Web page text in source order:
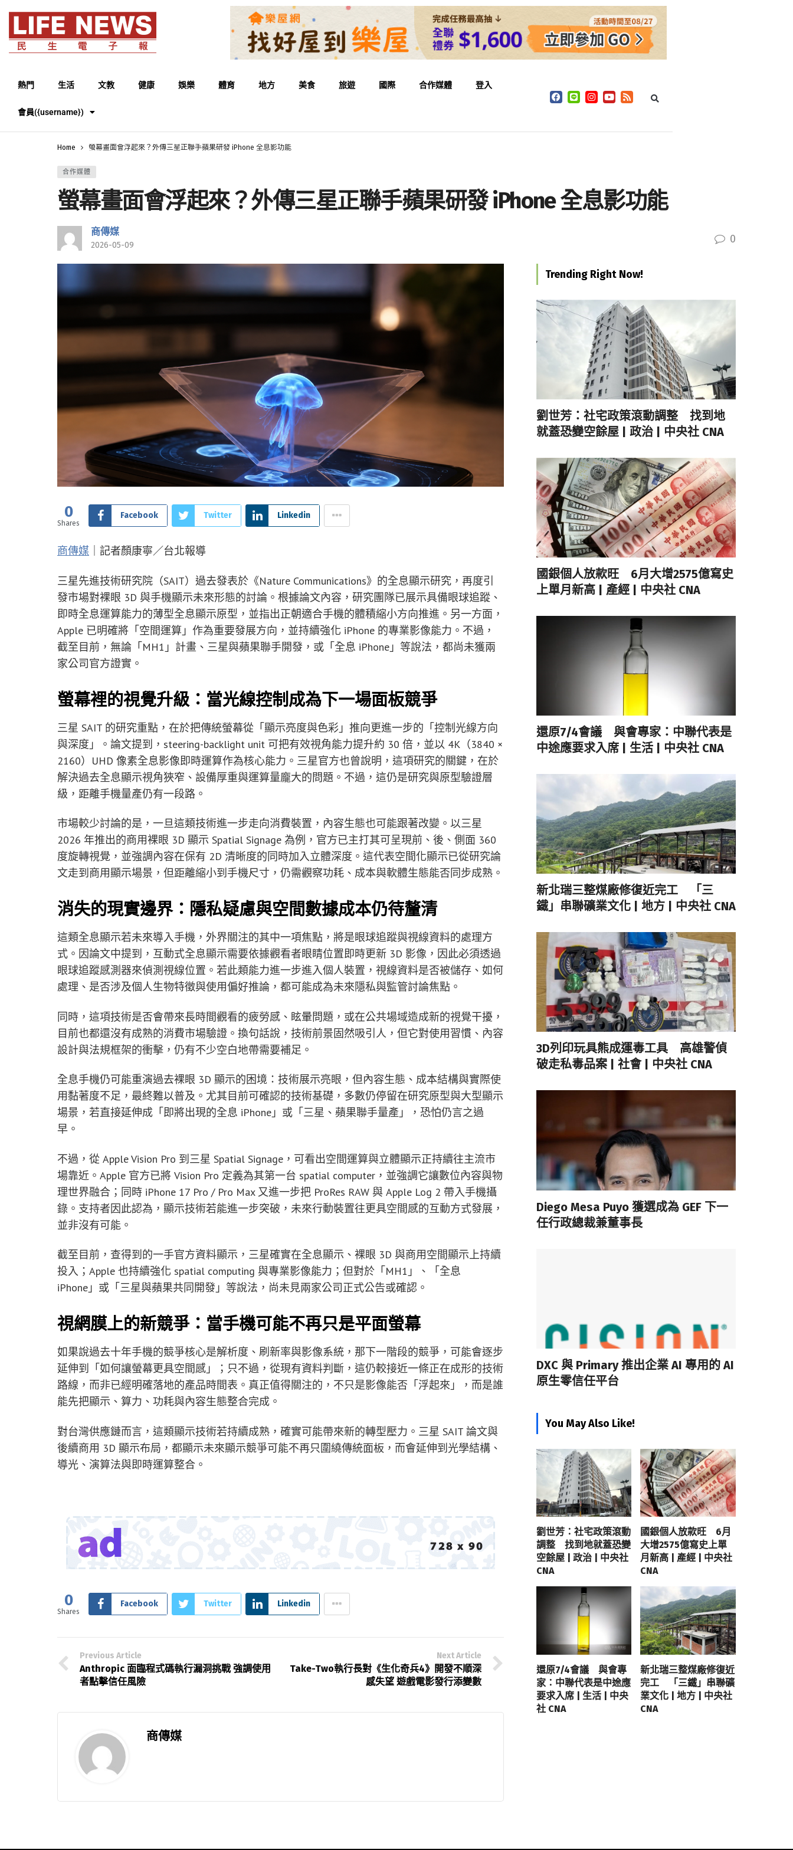
熱門 生活 文教 健康 娛樂 體育 地方 美食 旅遊 國際 合作媒體 登入
會員({username})
Home 螢幕畫面會浮起來？外傳三星正聯手蘋果研發 iPhone 全息影功能
合作媒體
螢幕畫面會浮起來？外傳三星正聯手蘋果研發 iPhone 全息影功能
商傳媒
2026-05-09 0
0
Shares
Facebook Twitter Linkedin
商傳媒 ｜記者顏康寧／台北報導
三星先進技術研究院（SAIT）過去發表於《Nature Communications》的全息顯示研究，再度引
發市場對裸眼 3D 與手機顯示未來形態的討論。根據論文內容，研究團隊已展示具備眼球追蹤、
即時全息運算能力的薄型全息顯示原型，並指出正朝適合手機的體積縮小方向推進。另一方面，
Apple 已明確將「空間運算」作為重要發展方向，並持續強化 iPhone 的專業影像能力。不過，
截至目前，無論「MH1」計畫、三星與蘋果聯手開發，或「全息 iPhone」等說法，都尚未獲兩
家公司官方證實。
螢幕裡的視覺升級：當光線控制成為下一場面板競爭
三星 SAIT 的研究重點，在於把傳統螢幕從「顯示亮度與色彩」推向更進一步的「控制光線方向
與深度」。論文提到，steering-backlight unit 可把有效視角能力提升約 30 倍，並以 4K（3840 ×
2160）UHD 像素全息影像即時運算作為核心能力。三星官方也曾說明，這項研究的關鍵，在於
解決過去全息顯示視角狹窄、設備厚重與運算量龐大的問題。不過，這仍是研究與原型驗證層
級，距離手機量產仍有一段路。
市場較少討論的是，一旦這類技術進一步走向消費裝置，內容生態也可能跟著改變。以三星
2026 年推出的商用裸眼 3D 顯示 Spatial Signage 為例，官方已主打其可呈現前、後、側面 360
度旋轉視覺，並強調內容在保有 2D 清晰度的同時加入立體深度。這代表空間化顯示已從研究論
文走到商用顯示場景，但距離縮小到手機尺寸，仍需觀察功耗、成本與軟體生態能否同步成熟。
消失的現實邊界：隱私疑慮與空間數據成本仍待釐清
這類全息顯示若未來導入手機，外界關注的其中一項焦點，將是眼球追蹤與視線資料的處理方
式。因論文中提到，互動式全息顯示需要依據觀看者眼睛位置即時更新 3D 影像，因此必須透過
眼球追蹤感測器來偵測視線位置。若此類能力進一步進入個人裝置，視線資料是否被儲存、如何
處理、是否涉及個人生物特徵與使用偏好推論，都可能成為未來隱私與監管討論焦點。
同時，這項技術是否會帶來長時間觀看的疲勞感、眩暈問題，或在公共場域造成新的視覺干擾，
目前也都還沒有成熟的消費市場驗證。換句話說，技術前景固然吸引人，但它對使用習慣、內容
設計與法規框架的衝擊，仍有不少空白地帶需要補足。
全息手機仍可能重演過去裸眼 3D 顯示的困境：技術展示亮眼，但內容生態、成本結構與實際使
用黏著度不足，最終難以普及。尤其目前可確認的技術基礎，多數仍停留在研究原型與大型顯示
場景，若直接延伸成「即將出現的全息 iPhone」或「三星、蘋果聯手量產」，恐怕仍言之過
早。
不過，從 Apple Vision Pro 到三星 Spatial Signage，可看出空間運算與立體顯示正持續往主流市
場靠近。Apple 官方已將 Vision Pro 定義為其第一台 spatial computer，並強調它讓數位內容與物
理世界融合；同時 iPhone 17 Pro / Pro Max 又進一步把 ProRes RAW 與 Apple Log 2 帶入手機攝
錄。支持者因此認為，顯示技術若能進一步突破，未來行動裝置往更具空間感的互動方式發展，
並非沒有可能。
截至目前，查得到的一手官方資料顯示，三星確實在全息顯示、裸眼 3D 與商用空間顯示上持續
投入；Apple 也持續強化 spatial computing 與專業影像能力；但對於「MH1」、「全息
iPhone」或「三星與蘋果共同開發」等說法，尚未見兩家公司正式公告或確認。
視網膜上的新競爭：當手機可能不再只是平面螢幕
如果說過去十年手機的競爭核心是解析度、刷新率與影像系統，那下一階段的競爭，可能會逐步
延伸到「如何讓螢幕更具空間感」；只不過，從現有資料判斷，這仍較接近一條正在成形的技術
路線，而非已經明確落地的產品時間表。真正值得關注的，不只是影像能否「浮起來」，而是誰
能先把顯示、算力、功耗與內容生態整合完成。
對台灣供應鏈而言，這類顯示技術若持續成熟，確實可能帶來新的轉型壓力。三星 SAIT 論文與
後續商用 3D 顯示布局，都顯示未來顯示競爭可能不再只圍繞傳統面板，而會延伸到光學結構、
導光、演算法與即時運算整合。
0
Shares
Facebook Twitter Linkedin
Previous Article
Anthropic 面臨程式碼執行漏洞挑戰 強調使用
者點擊信任風險
Next Article
Take-Two執行長對《生化奇兵4》開發不順深
感失望 遊戲電影發行添變數
商傳媒
Trending Right Now!
劉世芳：社宅政策滾動調整 找到地
就蓋恐變空餘屋 | 政治 | 中央社 CNA
國銀個人放款旺 6月大增2575億寫史
上單月新高 | 產經 | 中央社 CNA
還原7/4會議 與會專家：中聯代表是
中途應要求入席 | 生活 | 中央社 CNA
新北瑞三整煤廠修復近完工 「三
鐵」串聯礦業文化 | 地方 | 中央社 CNA
3D列印玩具熊成運毒工具 高雄警偵
破走私毒品案 | 社會 | 中央社 CNA
Diego Mesa Puyo 獲選成為 GEF 下一
任行政總裁兼董事長
DXC 與 Primary 推出企業 AI 專用的 AI
原生零信任平台
You May Also Like!
劉世芳：社宅政策滾動
調整 找到地就蓋恐變
空餘屋 | 政治 | 中央社
CNA
國銀個人放款旺 6月
大增2575億寫史上單
月新高 | 產經 | 中央社
CNA
還原7/4會議 與會專
家：中聯代表是中途應
要求入席 | 生活 | 中央
社 CNA
新北瑞三整煤廠修復近
完工 「三鐵」串聯礦
業文化 | 地方 | 中央社
CNA